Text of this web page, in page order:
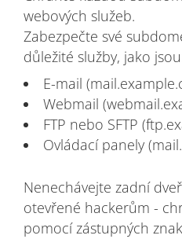
webových služeb.
Zabezpečte své
důležité služby, jako
E-mail
Webmail
FTP nebo SFTP
Ovládací panely
Nenechávejte zadní
otevřené hackerům -
pomocí zástupných